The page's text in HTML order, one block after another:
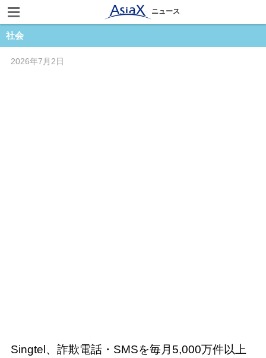
ニュース
社会
2026年7月2日
Singtel、詐欺電話・SMSを毎月5,000万件以上